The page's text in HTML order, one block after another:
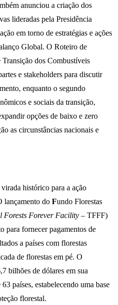
anunciou a criação dos
lideradas pela Presidência
em torno de estratégias e ações
Global. O Roteiro de
dos Combustíveis
e stakeholders para discutir
enquanto o segundo
e sociais da transição,
opções de baixo e zero
as circunstâncias nacionais e
histórico para a ação
lançamento do Fundo Florestas
Forests Forever Facility – TFFF)
para fornecer pagamentos de
a países com florestas
de florestas em pé. O
bilhões de dólares em sua
países, estabelecendo uma base
florestal.